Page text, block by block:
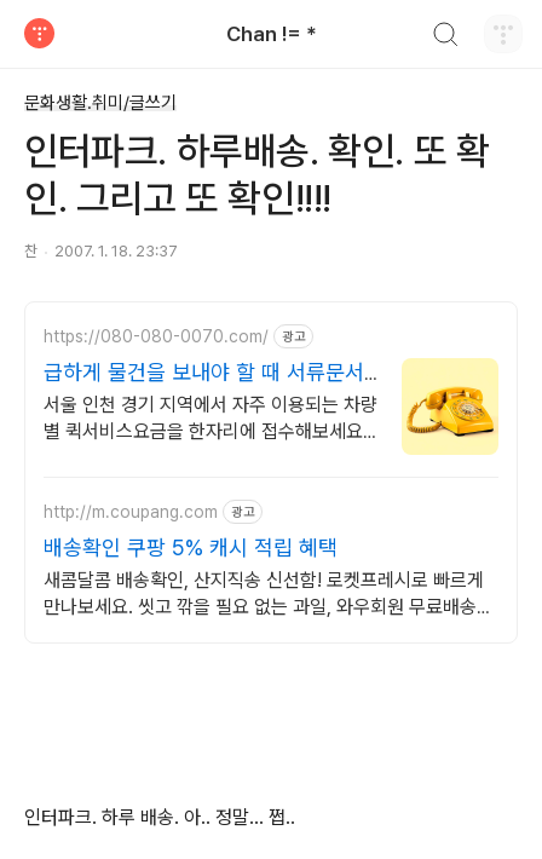
Chan != *
문화생활.취미/글쓰기
인터파크. 하루배송. 확인. 또 확
인. 그리고 또 확인!!!!
찬 2007. 1. 18. 23:37
https://080-080-0070.com/ 광고
급하게 물건을 보내야 할 때 서류문서
샘플 당일 긴급배송
서울 인천 경기 지역에서 자주 이용되는 차량
별 퀵서비스요금을 한자리에 접수해보세요
http://m.coupang.com 광고
배송확인 쿠팡 5% 캐시 적립 혜택
새콤달콤 배송확인, 산지직송 신선함! 로켓프레시로 빠르게
만나보세요. 씻고 깎을 필요 없는 과일, 와우회원 무료배송으
인터파크. 하루 배송. 아.. 정말... 쩝..